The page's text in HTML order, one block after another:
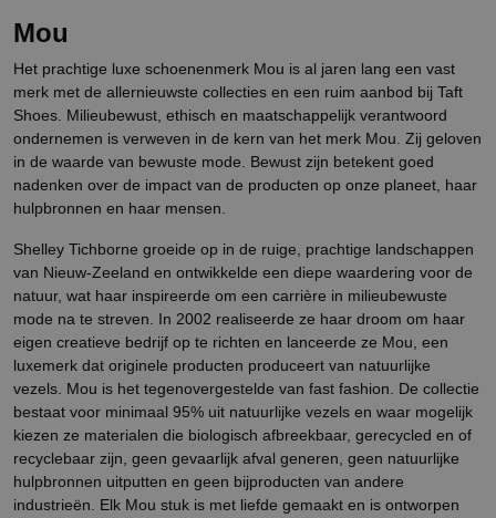
Mou
Het prachtige luxe schoenenmerk Mou is al jaren lang een vast
merk met de allernieuwste collecties en een ruim aanbod bij Taft
Shoes. Milieubewust, ethisch en maatschappelijk verantwoord
ondernemen is verweven in de kern van het merk Mou. Zij geloven
in de waarde van bewuste mode. Bewust zijn betekent goed
nadenken over de impact van de producten op onze planeet, haar
hulpbronnen en haar mensen.
Shelley Tichborne groeide op in de ruige, prachtige landschappen
van Nieuw-Zeeland en ontwikkelde een diepe waardering voor de
natuur, wat haar inspireerde om een carrière in milieubewuste
mode na te streven. In 2002 realiseerde ze haar droom om haar
eigen creatieve bedrijf op te richten en lanceerde ze Mou, een
luxemerk dat originele producten produceert van natuurlijke
vezels. Mou is het tegenovergestelde van fast fashion. De collectie
bestaat voor minimaal 95% uit natuurlijke vezels en waar mogelijk
kiezen ze materialen die biologisch afbreekbaar, gerecycled en of
recyclebaar zijn, geen gevaarlijk afval generen, geen natuurlijke
hulpbronnen uitputten en geen bijproducten van andere
industrieën. Elk Mou stuk is met liefde gemaakt en is ontworpen